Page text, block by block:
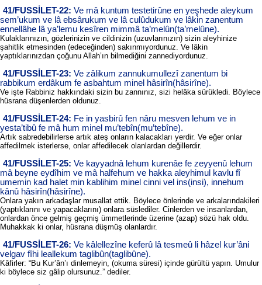
41/FUSSİLET-22: Ve mâ kuntum testetirûne en yeşhede aleykum
sem’ukum ve lâ ebsârukum ve lâ culûdukum ve lâkin zanentum
ennellâhe lâ ya’lemu kesîren mimmâ ta’melûn(ta’melûne).
Kulaklarınızın, gözlerinizin ve cildinizin (uzuvlarınızın) sizin aleyhinize
şahitlik etmesinden (edeceğinden) sakınmıyordunuz. Ve lâkin
yaptıklarınızdan çoğunu Allah’ın bilmediğini zannediyordunuz.
41/FUSSİLET-23: Ve zâlikum zannukumullezî zanentum bi
rabbikum erdâkum fe asbahtum minel hâsirîn(hâsirîne).
Ve işte Rabbiniz hakkındaki sizin bu zannınız, sizi helâka sürükledi. Böylece
hüsrana düşenlerden oldunuz.
41/FUSSİLET-24: Fe in yasbirû fen nâru mesven lehum ve in
yesta’tibû fe mâ hum minel mu’tebîn(mu’tebîne).
Artık sabredebilirlerse artık ateş onların kalacakları yerdir. Ve eğer onlar
affedilmek isterlerse, onlar affedilecek olanlardan değillerdir.
41/FUSSİLET-25: Ve kayyadnâ lehum kurenâe fe zeyyenû lehum
mâ beyne eydîhim ve mâ halfehum ve hakka aleyhimul kavlu fî
umemin kad halet min kablihim minel cinni vel ins(insi), innehum
kânû hâsirîn(hâsirîne).
Onlara yakın arkadaşlar musallat ettik. Böylece önlerinde ve arkalarındakileri
(yaptıklarını ve yapacaklarını) onlara süslediler. Cinlerden ve insanlardan,
onlardan önce gelmiş geçmiş ümmetlerinde üzerine (azap) sözü hak oldu.
Muhakkak ki onlar, hüsrana düşmüş olanlardır.
41/FUSSİLET-26: Ve kâlellezîne keferû lâ tesmeû li hâzel kur’âni
velgav fîhi leallekum taglibûn(taglibûne).
Kâfirler: “Bu Kur’ân’ı dinlemeyin, (okuma süresi) içinde gürültü yapın. Umulur
ki böylece siz gâlip olursunuz.” dediler.